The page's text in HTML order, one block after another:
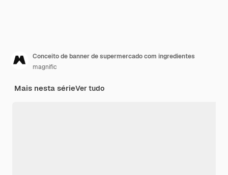
Conceito de banner de supermercado com ingredientes
magnific
Mais nesta sérieVer tudo